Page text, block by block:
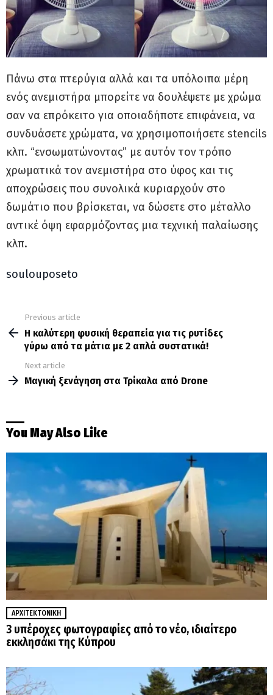
Πάνω στα πτερύγια αλλά και τα υπόλοιπα μέρη
ενός ανεμιστήρα μπορείτε να δουλέψετε με χρώμα
σαν να επρόκειτο για οποιαδήποτε επιφάνεια, να
συνδυάσετε χρώματα, να χρησιμοποιήσετε stencils
κλπ. “ενσωματώνοντας” με αυτόν τον τρόπο
χρωματικά τον ανεμιστήρα στο ύφος και τις
αποχρώσεις που συνολικά κυριαρχούν στο
δωμάτιο που βρίσκεται, να δώσετε στο μέταλλο
αντικέ όψη εφαρμόζοντας μια τεχνική παλαίωσης
κλπ.
soulouposeto
more
Previous article
Η καλύτερη φυσική θεραπεία για τις ρυτίδες
γύρω από τα μάτια με 2 απλά συστατικά!
Next article
Μαγική ξενάγηση στα Τρίκαλα από Drone
You May Also Like
ΑΡΧΙΤΕΚΤΟΝΙΚΉ
3 υπέροχες φωτογραφίες από το νέο, ιδιαίτερο
εκκλησάκι της Κύπρου